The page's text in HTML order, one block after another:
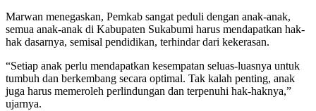
Marwan menegaskan, Pemkab sangat peduli dengan anak-anak,
semua anak-anak di Kabupaten Sukabumi harus mendapatkan hak-
hak dasarnya, semisal pendidikan, terhindar dari kekerasan.
“Setiap anak perlu mendapatkan kesempatan seluas-luasnya untuk
tumbuh dan berkembang secara optimal. Tak kalah penting, anak
juga harus memeroleh perlindungan dan terpenuhi hak-haknya,”
ujarnya.